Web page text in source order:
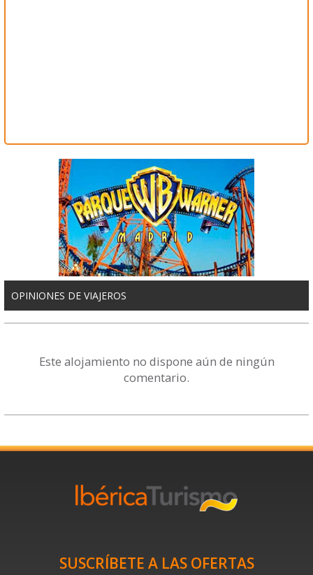
OPINIONES DE VIAJEROS
Este alojamiento no dispone aún de ningún
comentario.
SUSCRÍBETE A LAS OFERTAS